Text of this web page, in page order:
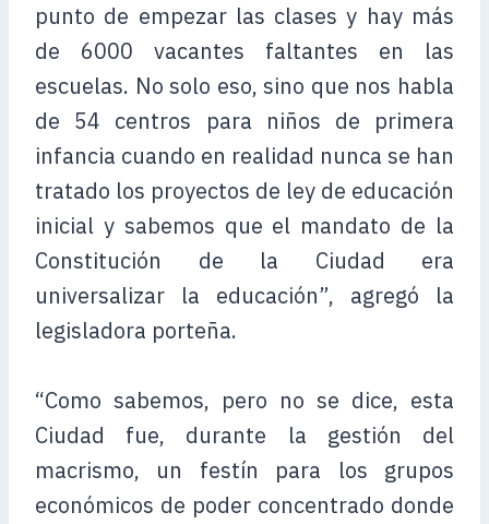
punto de empezar las clases y hay más
de 6000 vacantes faltantes en las
escuelas. No solo eso, sino que nos habla
de 54 centros para niños de primera
infancia cuando en realidad nunca se han
tratado los proyectos de ley de educación
inicial y sabemos que el mandato de la
Constitución de la Ciudad era
universalizar la educación”, agregó la
legisladora porteña.
“Como sabemos, pero no se dice, esta
Ciudad fue, durante la gestión del
macrismo, un festín para los grupos
económicos de poder concentrado donde